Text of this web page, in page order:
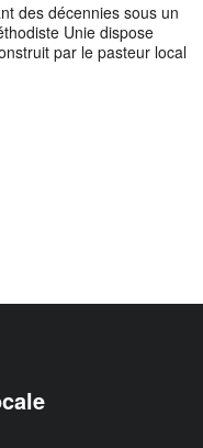
des décennies sous un
Unie dispose
par le pasteur local